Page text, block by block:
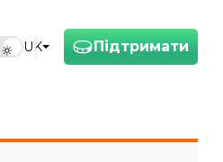
Підтримати
UK